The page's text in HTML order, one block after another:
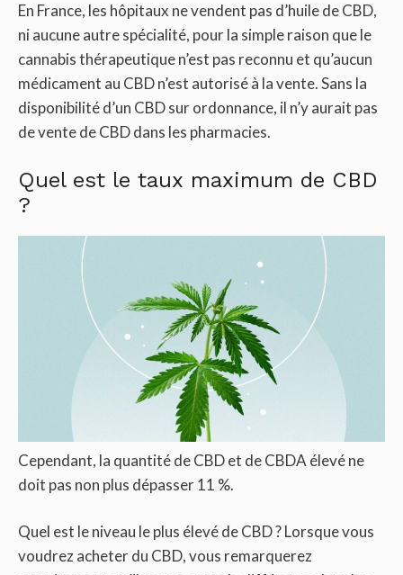
En France, les hôpitaux ne vendent pas d’huile de CBD,
ni aucune autre spécialité, pour la simple raison que le
cannabis thérapeutique n’est pas reconnu et qu’aucun
médicament au CBD n’est autorisé à la vente. Sans la
disponibilité d’un CBD sur ordonnance, il n’y aurait pas
de vente de CBD dans les pharmacies.
Quel est le taux maximum de CBD
?
Cependant, la quantité de CBD et de CBDA élevé ne
doit pas non plus dépasser 11 %.
Quel est le niveau le plus élevé de CBD ? Lorsque vous
voudrez acheter du CBD, vous remarquerez